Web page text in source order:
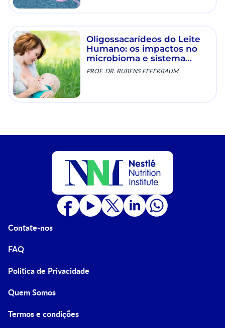
Oligossacarídeos do Leite
Humano: os impactos no
microbioma e sistema
imune
PROF. DR. RUBENS FEFERBAUM
Contate-nos
FAQ
Politica de Privacidade
Quem Somos
Termos e condições